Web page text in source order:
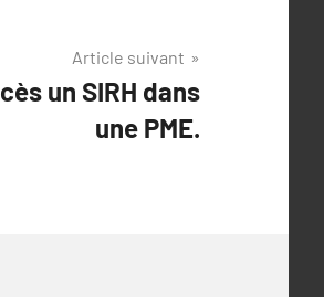
Article suivant
un SIRH dans
une PME.